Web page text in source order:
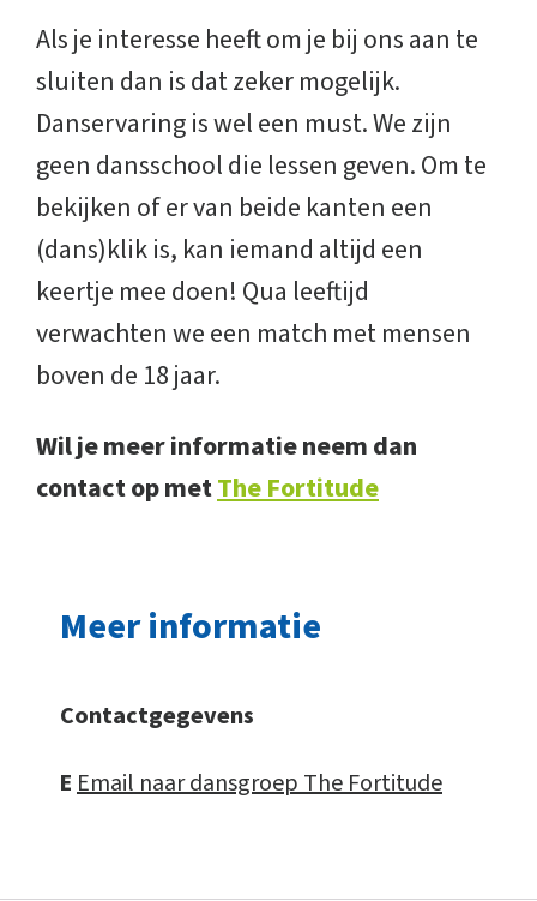
Als je interesse heeft om je bij ons aan te
sluiten dan is dat zeker mogelijk.
Danservaring is wel een must. We zijn
geen dansschool die lessen geven. Om te
bekijken of er van beide kanten een
(dans)klik is, kan iemand altijd een
keertje mee doen! Qua leeftijd
verwachten we een match met mensen
boven de 18 jaar.
Wil je meer informatie neem dan
contact op metThe Fortitude
Meer informatie
Contactgegevens
EEmail naar dansgroep The Fortitude